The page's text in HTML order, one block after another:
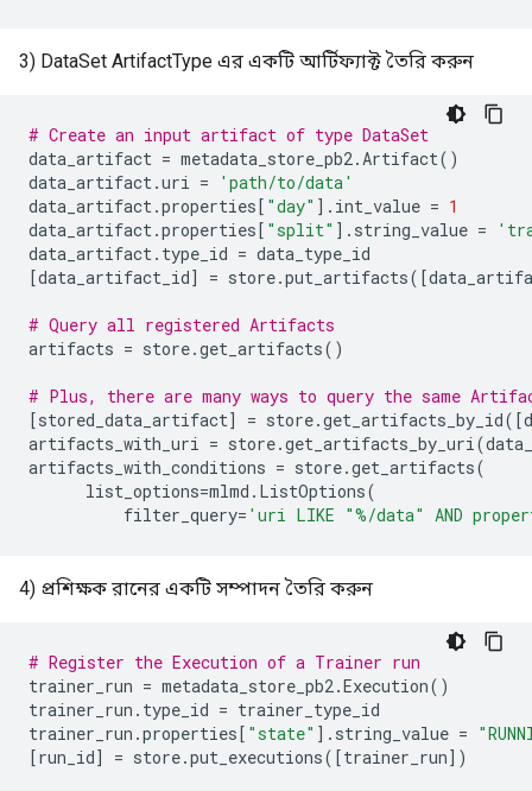
3) DataSet ArtifactType এর একটি আর্টিফ্যাক্ট তৈরি করুন
# Create an input artifact of type DataSet
data_artifact = metadata_store_pb2.Artifact()
data_artifact.uri =
'path/to/data'
data_artifact.properties[ "day" ] . int_value = 1
data_artifact.properties[ "split" ] . string_value =
data_artifact. type_id = data_type_id
[data_artifact_id] = store.put_artifacts([
# Query all registered Artifacts
artifacts = store.get_artifacts()
# Plus, there are many ways to query the same
[stored_data_artifact] = store.get_artifacts_by_id([
artifacts_with_uri = store.get_artifacts_by_uri(
artifacts_with_conditions = store.get_artifacts(
list_options=mlmd . ListOptions(
filter_query= 'uri LIKE "%/data" AND
4) প্রশিক্ষক রানের একটি সম্পাদন তৈরি করুন
# Register the Execution of a Trainer run
trainer_run = metadata_store_pb2.Execution()
trainer_run . type_id = trainer_type_id
trainer_run .properties[ "state" ] . string_value =
[run_id] = store.put_executions([trainer_run])